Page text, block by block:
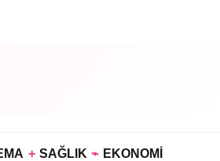
+ SAĞLIK ⌁ EKONOMİ